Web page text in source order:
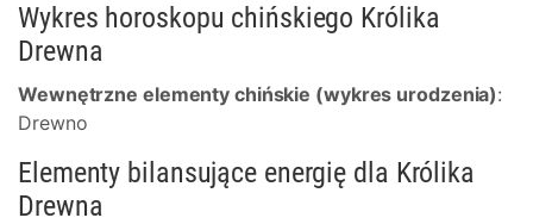
Wykres horoskopu chińskiego Królika
Drewna
Wewnętrzne elementy chińskie (wykres urodzenia):
Drewno
Elementy bilansujące energię dla Królika
Drewna